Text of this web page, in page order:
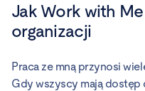
Jak Work with
organizacji
Praca ze mną przynosi
Gdy wszyscy mają dostęp